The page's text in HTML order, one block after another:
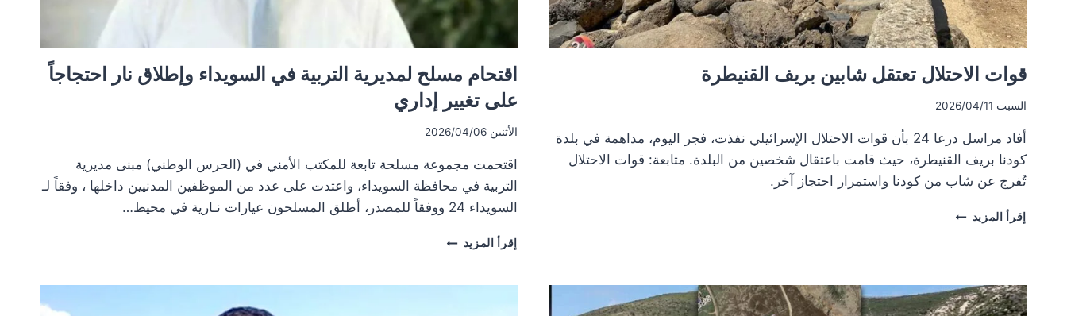
قوات الاحتلال تعتقل شابين بريف القنيطرة
السبت 2026/04/11
أفاد مراسل درعا 24 بأن قوات الاحتلال الإسرائيلي نفذت، فجر اليوم، مداهمة في بلدة
كودنا بريف القنيطرة، حيث قامت باعتقال شخصين من البلدة. متابعة: قوات الاحتلال
تُفرج عن شاب من كودنا واستمرار احتجاز آخر.
إقرأ المزيد قوات
القنيطرة
اقتحام مسلح لمديرية التربية في السويداء وإطلاق نار احتجاجاً
على تغيير إداري
الأثنين 2026/04/06
اقتحمت مجموعة مسلحة تابعة للمكتب الأمني في (الحرس الوطني) مبنى مديرية
التربية في محافظة السويداء، واعتدت على عدد من الموظفين المدنيين داخلها ، وفقاً لـ
السويداء 24 ووفقاً للمصدر، أطلق المسلحون عيارات نـارية في محيط…
إقرأ المزيد اقتحام
التربية